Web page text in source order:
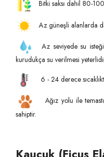
Bitki saksı dahil 80-
Az güneşli alanlarda
Az seviyede su isteği
kurudukça su verilmesi
6 - 24 derece
Ağız yolu ile temasta
sahiptir.